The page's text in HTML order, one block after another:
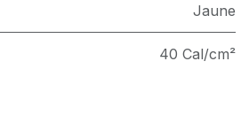
Jaune
40 Cal/cm²